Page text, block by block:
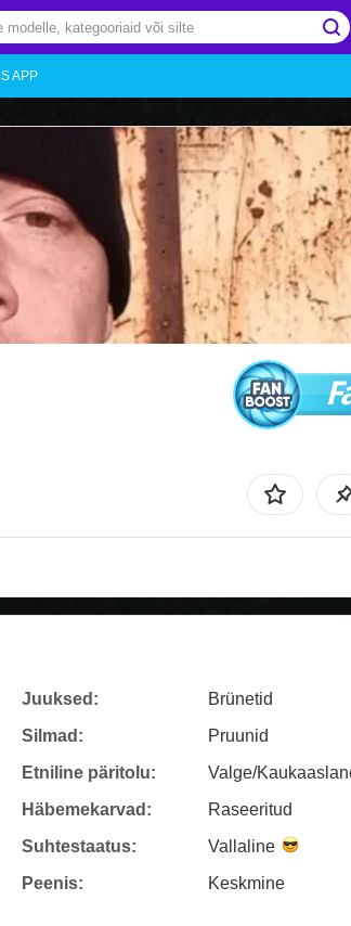
APP
Juuksed:
Brünetid
Silmad:
Pruunid
Etniline päritolu:
Valge/
Häbemekarvad:
Raseeritud
Suhtestaatus:
Vallaline
Peenis:
Keskmine